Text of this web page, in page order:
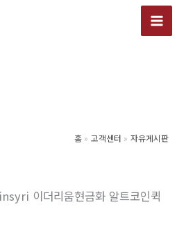
홈 고객센터 자유게시판
이더리움현금화 알트코인퀵